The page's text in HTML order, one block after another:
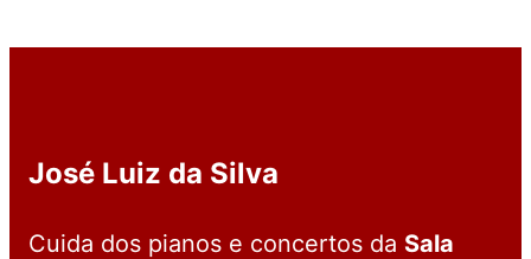
José Luiz da Silva
Cuida dos pianos e concertos da Sala